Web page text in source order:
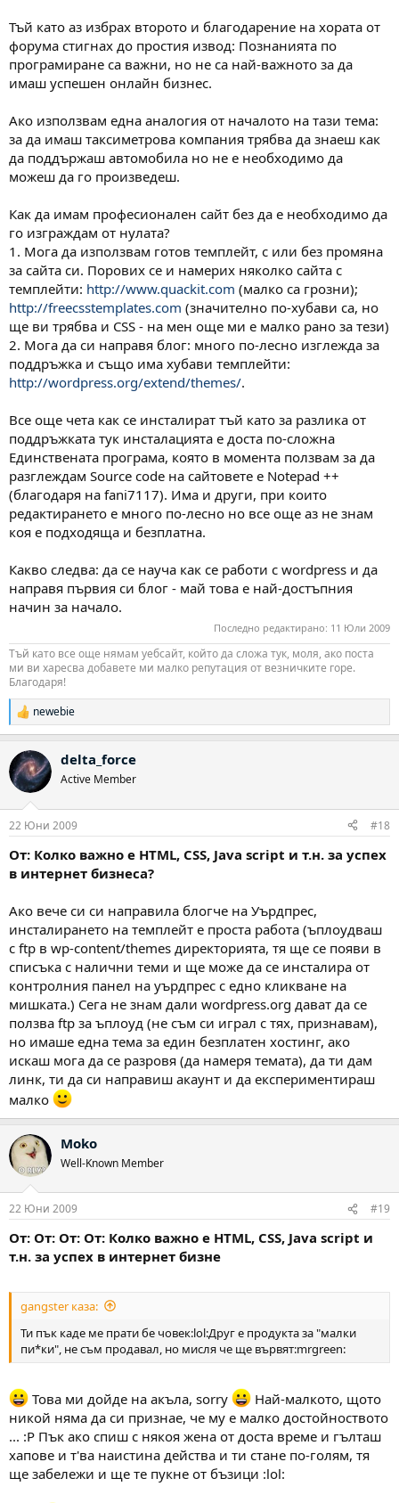
Тъй като аз избрах второто и благодарение на хората от
форума стигнах до простия извод: Познанията по
програмиране са важни, но не са най-важното за да
имаш успешен онлайн бизнес.
Ако използвам една аналогия от началото на тази тема:
за да имаш таксиметрова компания трябва да знаеш как
да поддържаш автомобила но не е необходимо да
можеш да го произведеш.
Как да имам професионален сайт без да е необходимо да
го изграждам от нулата?
1. Мога да използвам готов темплейт, с или без промяна
за сайта си. Порових се и намерих няколко сайта с
темплейти: http://www.quackit.com (малко са грозни);
http://freecsstemplates.com (значително по-хубави са, но
ще ви трябва и CSS - на мен още ми е малко рано за тези)
2. Мога да си направя блог: много по-лесно изглежда за
поддръжка и също има хубави темплейти:
http://wordpress.org/extend/themes/.
Все още чета как се инсталират тъй като за разлика от
поддръжката тук инсталацията е доста по-сложна
Единствената програма, която в момента ползвам за да
разглеждам Source codе на сайтовете е Notepad ++
(благодаря на fani7117). Има и други, при които
редактирането е много по-лесно но все още аз не знам
коя е подходяща и безплатна.
Какво следва: да се науча как се работи с wordpress и да
направя първия си блог - май това е най-достъпния
начин за начало.
Последно редактирано: 11 Юли 2009
Тъй като все още нямам уебсайт, който да сложа тук, моля, ако поста
ми ви харесва добавете ми малко репутация от везничките горе.
Благодаря!
Р
е
к
ц
и
newebie
delta_force
Active Member
22 Юни 2009 #18
От: Колко важно е HTML, CSS, Java script и т.н. за успех
в интернет бизнеса?
Ако вече си си направила блогче на Уърдпрес,
инсталирането на темплейт е проста работа (ъплоудваш
с ftp в wp-content/themes директорията, тя ще се появи в
списъка с налични теми и ще може да се инсталира от
контролния панел на уърдпрес с едно кликване на
мишката.) Сега не знам дали wordpress.org дават да се
ползва ftp за ъплоуд (не съм си играл с тях, признавам),
но имаше една тема за един безплатен хостинг, ако
искаш мога да се разровя (да намеря темата), да ти дам
линк, ти да си направиш акаунт и да експериментираш
малко
Moko
Well-Known Member
22 Юни 2009 #19
От: От: От: От: Колко важно е HTML, CSS, Java script и
т.н. за успех в интернет бизне
gangster каза:
Ти пък каде ме прати бе човек:lol:Друг е продукта за "малки
пи*ки", не съм продавал, но мисля че ще вървят:mrgreen:
Това ми дойде на акъла, sorry
Най-малкото, щото
никой няма да си признае, че му е малко достойноството
... :Р Пък ако спиш с някоя жена от доста време и гълташ
хапове и т'ва наистина действа и ти стане по-голям, тя
ще забележи и ще те пукне от бъзици :lol: